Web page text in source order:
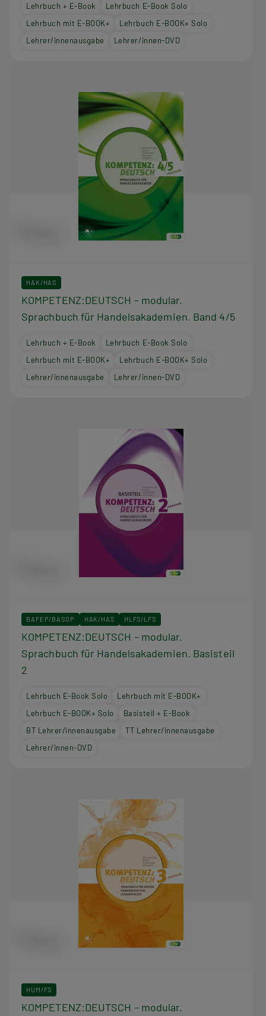
Lehrbuch + E-Book
Lehrbuch E-Book Solo
Lehrbuch mit E-BOOK+
Lehrbuch E-BOOK+ Solo
Lehrer/innenausgabe
Lehrer/innen-DVD
HAK/HAS
KOMPETENZ:DEUTSCH – modular.
Sprachbuch für Handelsakademien. Band 4/5
Lehrbuch + E-Book
Lehrbuch E-Book Solo
Lehrbuch mit E-BOOK+
Lehrbuch E-BOOK+ Solo
Lehrer/innenausgabe
Lehrer/innen-DVD
BAFEP/BASOP HAK/HAS HLFS/LFS
KOMPETENZ:DEUTSCH – modular.
Sprachbuch für Handelsakademien. Basisteil
2
Lehrbuch E-Book Solo
Lehrbuch mit E-BOOK+
Lehrbuch E-BOOK+ Solo
Basisteil + E-Book
BT Lehrer/innenausgabe
TT Lehrer/innenausgabe
Lehrer/innen-DVD
HUM/FS
KOMPETENZ:DEUTSCH – modular.